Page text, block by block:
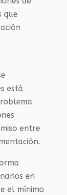
que
está
entre
en
el mínimo